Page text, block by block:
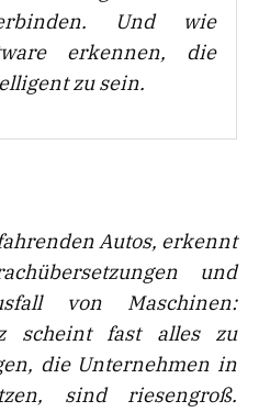
Und wie
erkennen, die
zu sein.
Autos, erkennt
und
von Maschinen:
scheint fast alles zu
die Unternehmen in
sind riesengroß.